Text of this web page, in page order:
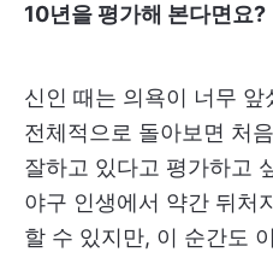
10년을 평가해 본다면요?
신인 때는 의욕이 너무 앞
전체적으로 돌아보면 처
잘하고 있다고 평가하고
야구 인생에서 약간 뒤처
할 수 있지만, 이 순간도